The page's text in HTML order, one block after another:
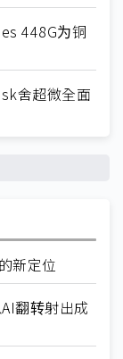
448G为铜
舍超微全面
新定位
翻转射出成